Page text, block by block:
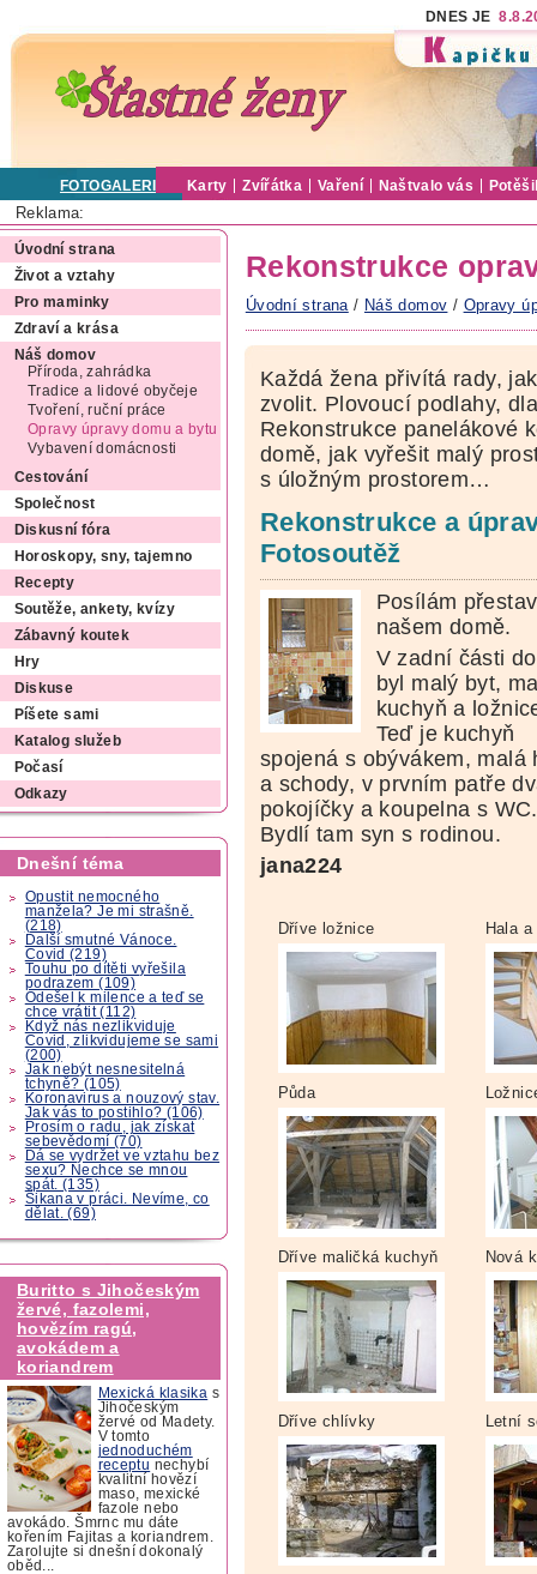
DNES JE
FOTOGALERIE Karty Zvířátka Vaření Naštvalo vás
Reklama:
Úvodní strana
Život a vztahy
Pro maminky
Zdraví a krása
Náš domov
Příroda, zahrádka
Tradice a lidové obyčeje
Tvoření, ruční práce
Opravy úpravy domu a bytu
Vybavení domácnosti
Cestování
Společnost
Diskusní fóra
Horoskopy, sny, tajemno
Recepty
Soutěže, ankety, kvízy
Zábavný koutek
Hry
Diskuse
Píšete sami
Katalog služeb
Počasí
Odkazy
Dnešní téma
Opustit nemocného
manžela? Je mi strašně.
(218)
Další smutné Vánoce.
Covid (219)
Touhu po dítěti vyřešila
podrazem (109)
Odešel k milence a teď se
chce vrátit (112)
Když nás nezlikviduje
Covid, zlikvidujeme se sami
(200)
Jak nebýt nesnesitelná
tchyně? (105)
Koronavirus a nouzový stav.
Jak vás to postihlo? (106)
Prosím o radu, jak získat
sebevědomí (70)
Dá se vydržet ve vztahu bez
sexu? Nechce se mnou
spát. (135)
Šikana v práci. Nevíme, co
dělat. (69)
Buritto s Jihočeským
žervé, fazolemi,
hovězím ragú,
avokádem a
koriandrem
Mexická klasika s
Jihočeským
žervé od Madety.
V tomto
jednoduchém
receptu nechybí
kvalitní hovězí
maso, mexické
fazole nebo
avokádo. Šmrnc mu dáte
kořením Fajitas a koriandrem.
Zarolujte si dnešní dokonalý
oběd...
Rekonstrukce
Úvodní strana / Náš domov / Opravy
Každá žena přivítá rady,
zvolit. Plovoucí podlahy,
Rekonstrukce panelákové
domě, jak vyřešit malý
s úložným prostorem…
Rekonstrukce a
Fotosoutěž
Posílám
našem domě.
V zadní části
byl malý byt,
kuchyň a
Teď je kuchyň
spojená s obývákem, malá
a schody, v prvním patře
pokojíčky a koupelna s WC.
Bydlí tam syn s rodinou.
jana224
Dříve ložnice Hala
Půda
Dříve maličká kuchyň Nová
Dříve chlívky Letní